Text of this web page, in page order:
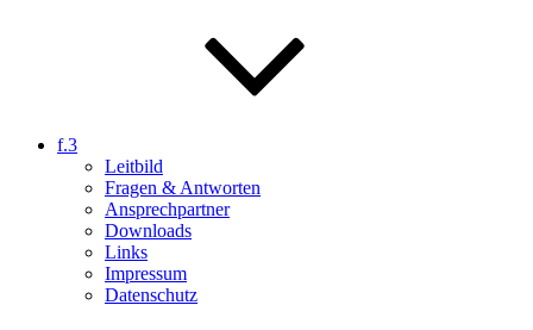
f.3
Leitbild
Fragen & Antworten
Ansprechpartner
Downloads
Links
Impressum
Datenschutz